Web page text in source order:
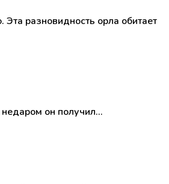
разновидность орла обитает
он получил…